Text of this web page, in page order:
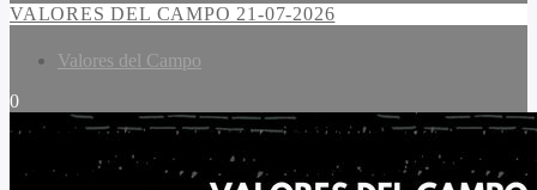
VALORES DEL CAMPO 21-07-2026
Valores del Campo
0